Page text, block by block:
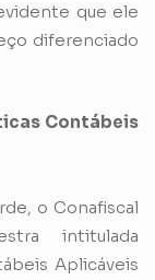
que ele
diferenciado
Contábeis
o Conafiscal
intitulada
Aplicáveis